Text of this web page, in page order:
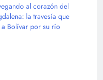
al corazón del
la travesía que
a Bolívar por su río